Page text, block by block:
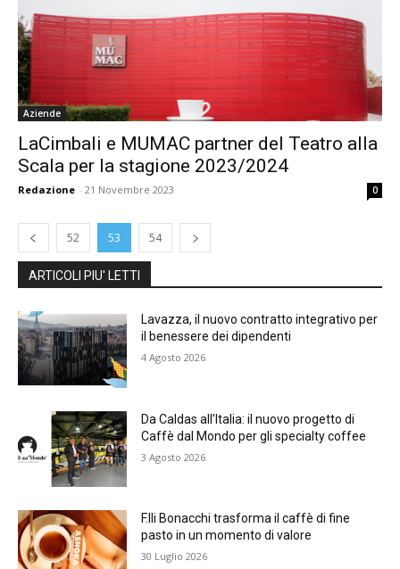
Aziende
LaCimbali e MUMAC partner del Teatro alla
Scala per la stagione 2023/2024
Redazione - 21 Novembre 2023 0
52 53 54
ARTICOLI PIU' LETTI
Lavazza, il nuovo contratto integrativo per
il benessere dei dipendenti
4 Agosto 2026
Da Caldas all’Italia: il nuovo progetto di
Caffè dal Mondo per gli specialty coffee
3 Agosto 2026
F.lli Bonacchi trasforma il caffè di fine
pasto in un momento di valore
30 Luglio 2026